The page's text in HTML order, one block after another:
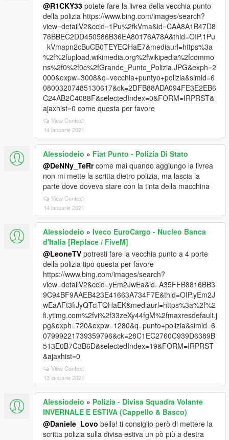
@R1CKY33 potete fare la livrea della vecchia punto
della polizia https://www.bing.com/images/search?
view=detailV2&ccid=1Pu%2fkVma&id=CAA8A1B47D8
76BBEC2DD450586B36EA80176A78A&thid=OIP.1Pu
_kVmapn2cBuCB0TEYEQHaE7&mediaurl=https%3a
%2f%2fupload.wikimedia.org%2fwikipedia%2fcommo
ns%2f0%2f0c%2fGrande_Punto_Polizia.JPG&exph=2
000&expw=3008&q=vecchia+puntyo+polizia&simid=6
08003207485130617&ck=2DFB88ADA094FE3E2EB6
C24AB2C4088F&selectedIndex=0&FORM=IRPRST&
ajaxhist=0 come questa per favore
View Context
14 ianuarie 2021
Alessiodeio » Fiat Punto - Polizia Di Stato
@DeNNy_TeRrcome mai quando aggiungo la livrea
non mi mette la scritta dietro polizia, ma lascia la
parte dove doveva stare con la tinta della macchina
View Context
14 ianuarie 2021
Alessiodeio » Iveco EuroCargo - Nucleo Banca
d'Italia [Replace / FiveM]
@LeoneTV potresti fare la vecchia punto a 4 porte
della polizia tipo questa per favore
https://www.bing.com/images/search?
view=detailV2&ccid=yEm2JwEa&id=A35FFB8816BB3
9C94BF9AAEB423E41663A734F7E&thid=OIP.yEm2J
wEaAFt3fiJyQTciTQHaEK&mediaurl=https%3a%2f%2
fi.ytimg.com%2fvi%2f33zeXy44fgM%2fmaxresdefault.j
pg&exph=720&expw=1280&q=punto+polizia&simid=6
07999221739359796&ck=28C1EC2760C939D6389B
513E0B7C3B6D&selectedIndex=19&FORM=IRPRST
&ajaxhist=0
View Context
13 ianuarie 2021
Alessiodeio » Polizia - Divisa Squadra Volante
INVERNALE E ESTIVA (Cappello & Basco)
@Daniele_Lovo bella! ti consiglio però di mettere la
scritta polizia sulla divisa estiva un pò più a destra